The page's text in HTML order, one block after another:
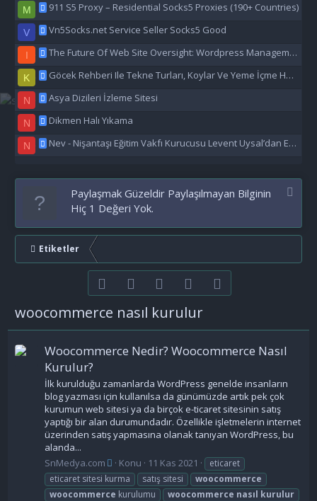
M 911 S5 Proxy – Residential Socks5 Proxies (190+ Countries)
V Vn5Socks.net Service Seller Socks5 Good
I The Future Of Web Site Oversight: Wordpress Management Aı
K Göcek Rehberi Ile Tekne Turları, Koylar Ve Yeme İçme Hakkında Eşsiz Bilgiler
N Asya Dizileri İzleme Sitesi
N Dikmen Halı Yıkama
N Nev - Nişantaşı Eğitim Vakfı Kurucusu Levent Uysal’dan Eğitime Büyük Destek
Paylaşmak Güzeldir Paylaşılmayan Bilginin
Hiç 1 Değeri Yok.
Etiketler
FacebookTwitter youtubeBize ulaşın
woocommerce nasıl kurulur
Woocommerce Nedir? Woocommerce Nasıl
Kurulur?
İlk kurulduğu zamanlarda WordPress genelde insanların
blog yazması için kullanılsa da günümüzde artık pek çok
kurumun web sitesi ya da birçok e-ticaret sitesinin satış
yaptığı bir alan durumundadır. Özellikle işletmelerin internet
üzerinden satış yapmasına olanak tanıyan WordPress, bu
alanda...
SnMedya.com
Konu 11 Kas 2021
eticaret
eticaret sitesi kurma
satış sitesi
woocommerce
woocommerce kurulumu woocommerce nasıl kurulur